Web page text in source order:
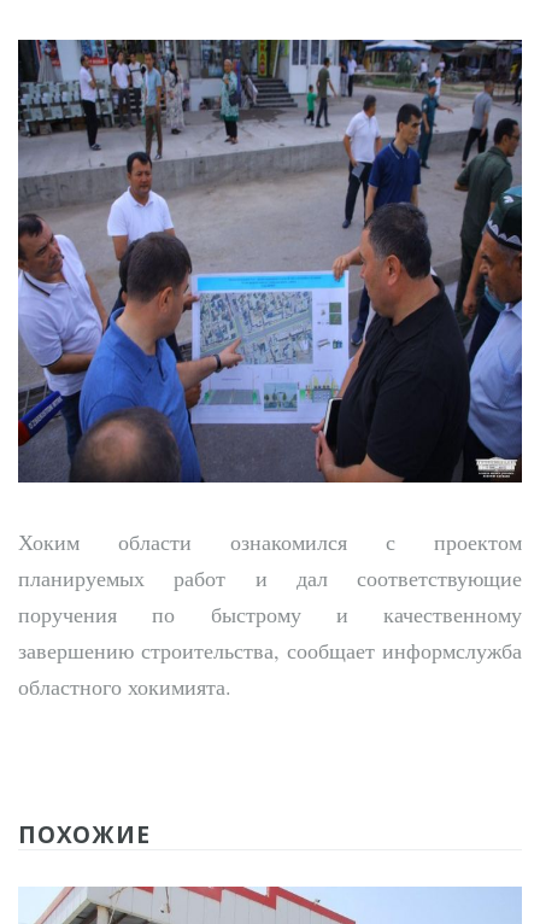
Хоким области ознакомился с проектом
планируемых работ и дал соответствующие
поручения по быстрому и качественному
завершению строительства, сообщает информслужба
областного хокимията.
ПОХОЖИЕ